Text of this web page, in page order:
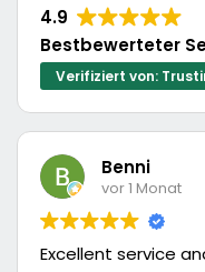
4.9
Bestbewerteter
Verifiziert von:
Benni
vor 1 Monat
Excellent service